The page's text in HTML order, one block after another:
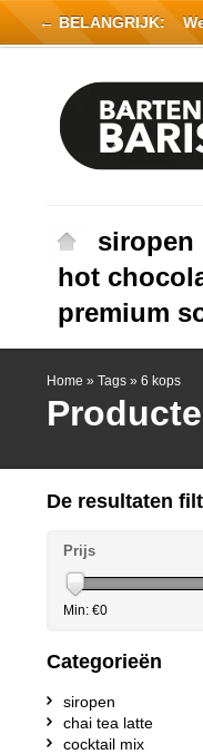
siropen
hot
premium
Home » Tags » 6 kops
De resultaten
Prijs
Min: €0
Categorieën
siropen
chai tea latte
cocktail mix
← BELANGRIJK: